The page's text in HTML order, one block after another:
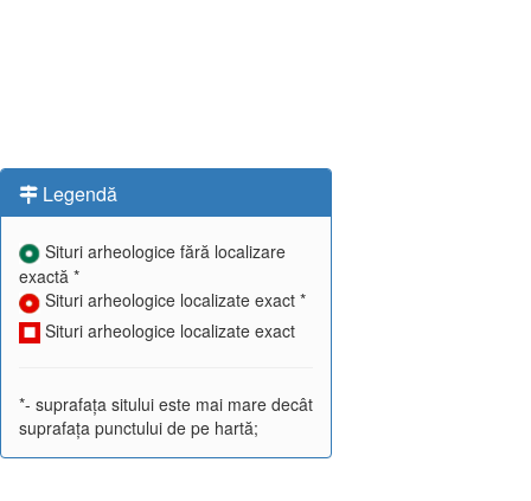
Legendă
Situri arheologice fără localizare
exactă *
Situri arheologice localizate exact *
Situri arheologice localizate exact
*- suprafața sitului este mai mare decât
suprafața punctului de pe hartă;